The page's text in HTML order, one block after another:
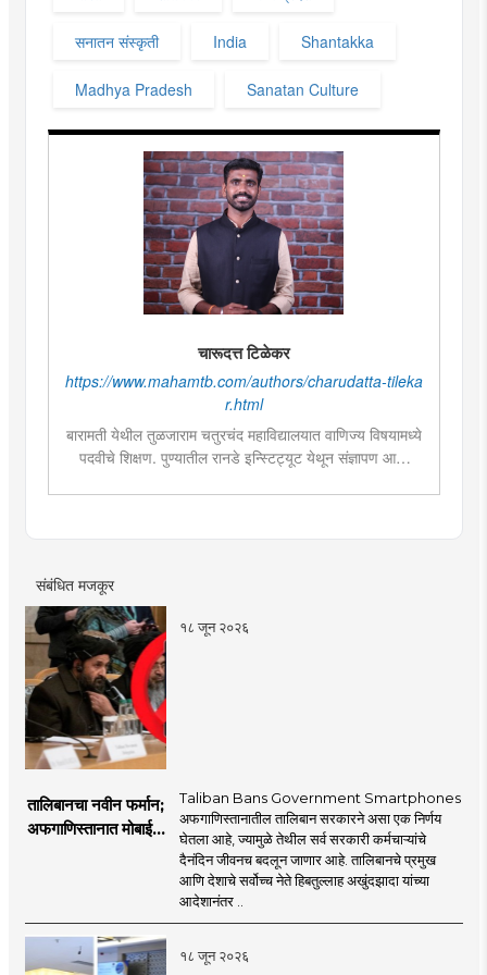
सनातन संस्कृती India Shantakka
Madhya Pradesh Sanatan Culture
चारूदत्त टिळेकर
https://www.mahamtb.com/authors/charudatta-tileka
r.html
बारामती येथील तुळजाराम चतुरचंद महाविद्यालयात वाणिज्य विषयामध्ये
पदवीचे शिक्षण. पुण्यातील रानडे इन्स्टिट्यूट येथून संज्ञापण आणि
स्पर्धांमध्ये सहभाग. रानडे इन्स्टिट्यूट येथे 'पश्चिम महाराष्ट्रातील
संबंधित मजकूर
१८ जून २०२६
तालिबानचा नवीन फर्मान;
अफगाणिस्तानात मोबाईल
Taliban Bans Government Smartphones
अफगाणिस्तानातील तालिबान सरकारने असा एक निर्णय
घेतला आहे, ज्यामुळे तेथील सर्व सरकारी कर्मचाऱ्यांचे
दैनंदिन जीवनच बदलून जाणार आहे. तालिबानचे प्रमुख
आणि देशाचे सर्वोच्च नेते हिबतुल्लाह अखुंदझादा यांच्या
आदेशानंतर ..
१८ जून २०२६